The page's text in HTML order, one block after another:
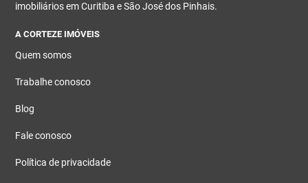
imobiliários em Curitiba e São José dos Pinhais.
A CORTEZE IMÓVEIS
Quem somos
Trabalhe conosco
Blog
Fale conosco
Política de privacidade